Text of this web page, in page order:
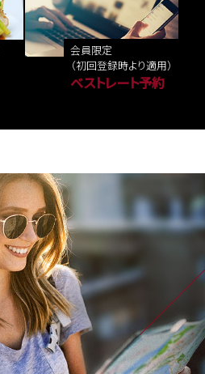
会員限定
（初回登録時より適用）
ベストレート予約